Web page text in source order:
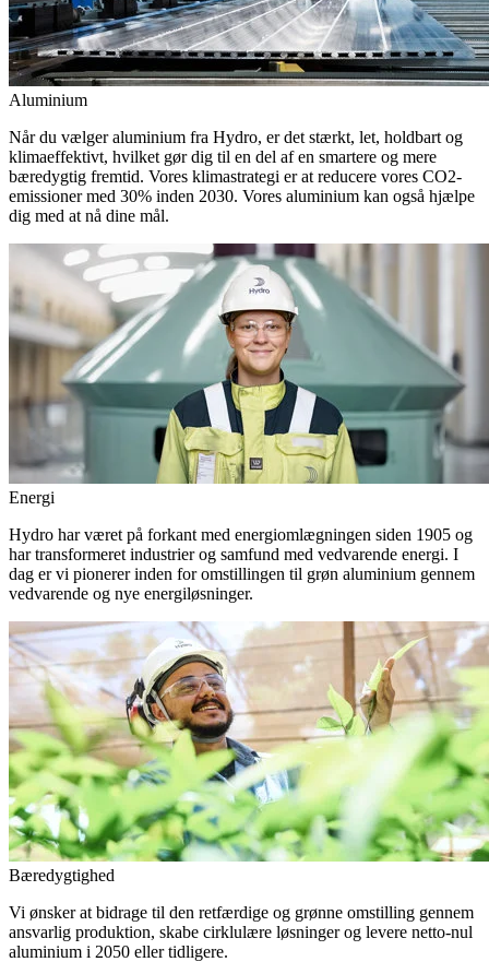
Aluminium
Når du vælger aluminium fra Hydro, er det stærkt, let, holdbart og
klimaeffektivt, hvilket gør dig til en del af en smartere og mere
bæredygtig fremtid. Vores klimastrategi er at reducere vores CO2-
emissioner med 30% inden 2030. Vores aluminium kan også hjælpe
dig med at nå dine mål.
Energi
Hydro har været på forkant med energiomlægningen siden 1905 og
har transformeret industrier og samfund med vedvarende energi. I
dag er vi pionerer inden for omstillingen til grøn aluminium gennem
vedvarende og nye energiløsninger.
Bæredygtighed
Vi ønsker at bidrage til den retfærdige og grønne omstilling gennem
ansvarlig produktion, skabe cirklulære løsninger og levere netto-nul
aluminium i 2050 eller tidligere.